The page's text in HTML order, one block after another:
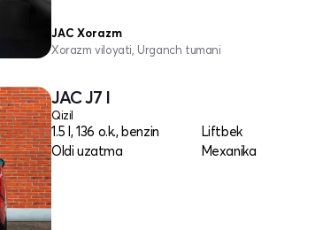
JAC Xorazm
Xorazm viloyati, Urganch tumani
JAC J7 I
Qizil
1.5 l, 136 o.k., benzin
Liftbek
Oldi uzatma
Mexanika